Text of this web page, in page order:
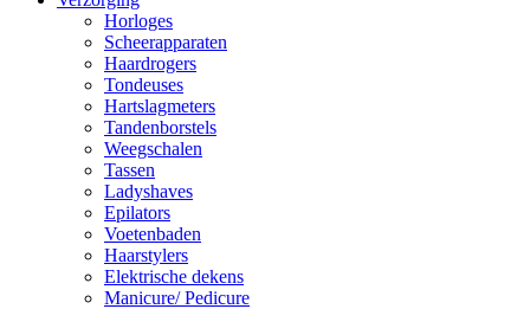
Horloges
Scheerapparaten
Haardrogers
Tondeuses
Hartslagmeters
Tandenborstels
Weegschalen
Tassen
Ladyshaves
Epilators
Voetenbaden
Haarstylers
Elektrische dekens
Manicure/ Pedicure